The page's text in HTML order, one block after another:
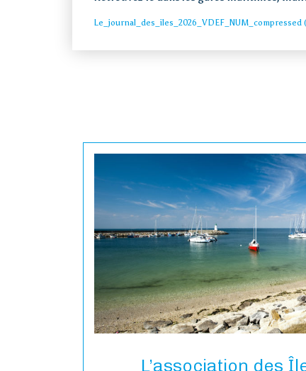
Le_journal_des_iles_2026_VDEF_NUM_compressed
L’association des